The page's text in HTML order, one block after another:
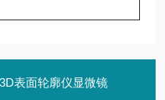
表面轮廓仪显微镜